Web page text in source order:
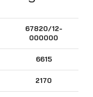
67820/12-
000000
6615
2170